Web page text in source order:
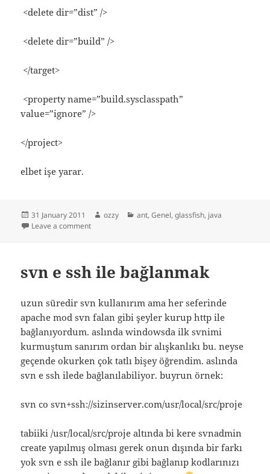
<delete dir=”dist” />
<delete dir=”build” />
</target>
<property name=”build.sysclasspath”
value=”ignore” />
</project>
elbet işe yarar.
Posted
on
31 January 2011 Author
ozzy Categories
ant,Genel,glassfish, java
Leave a commenton ant build war glassfish
svn e ssh ile bağlanmak
uzun süredir svn kullanırım ama her seferinde
apache mod svn falan gibi şeyler kurup http ile
bağlanıyordum. aslında windowsda ilk svnimi
kurmuştum sanırım ordan bir alışkanlıkı bu. neyse
geçende okurken çok tatlı bişey öğrendim. aslında
svn e ssh ilede bağlanılabiliyor. buyrun örnek:
svn co svn+ssh://sizinserver.com/usr/local/src/proje
tabiiki /usr/local/src/proje altında bi kere svnadmin
create yapılmış olması gerek onun dışında bir farkı
yok svn e ssh ile bağlanır gibi bağlanıp kodlarınızı